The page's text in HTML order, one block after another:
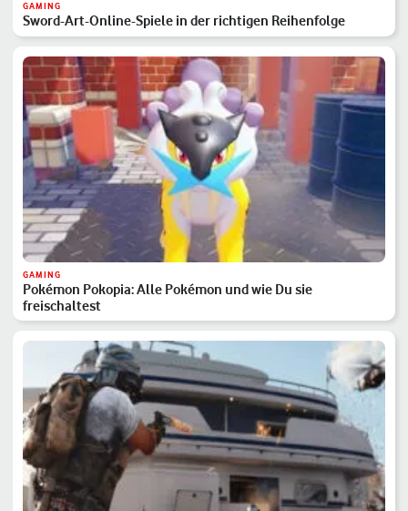
GAMING
Sword-Art-Online-Spiele in der richtigen Reihenfolge
GAMING
Pokémon Pokopia: Alle Pokémon und wie Du sie
freischaltest